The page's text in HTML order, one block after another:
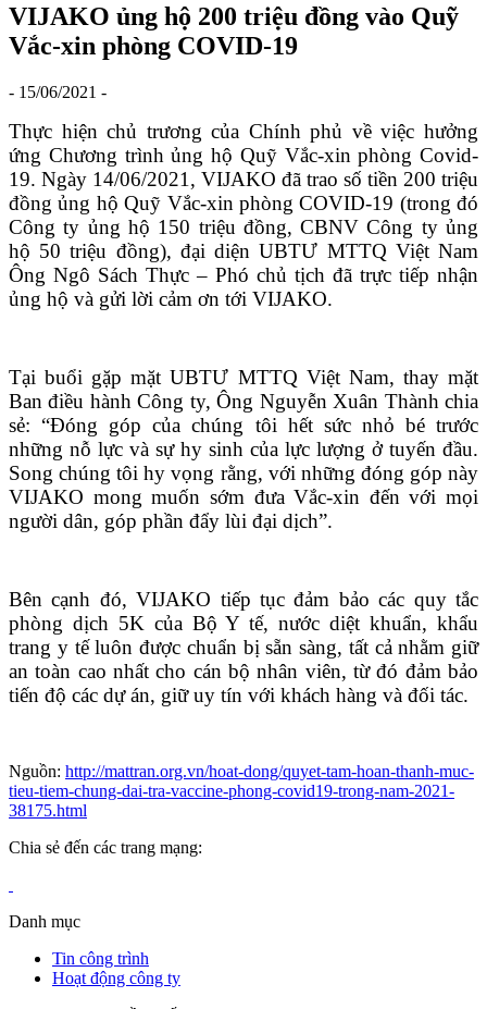
VIJAKO ủng hộ 200 triệu đồng vào Quỹ
Vắc-xin phòng COVID-19
- 15/06/2021 -
Thực hiện chủ trương của Chính phủ về việc hưởng
ứng Chương trình ủng hộ Quỹ Vắc-xin phòng Covid-
19. Ngày 14/06/2021, VIJAKO đã trao số tiền 200 triệu
đồng ủng hộ Quỹ Vắc-xin phòng COVID-19 (trong đó
Công ty ủng hộ 150 triệu đồng, CBNV Công ty ủng
hộ 50 triệu đồng), đại diện UBTƯ MTTQ Việt Nam
Ông Ngô Sách Thực – Phó chủ tịch đã trực tiếp nhận
ủng hộ và gửi lời cảm ơn tới VIJAKO.
Tại buổi gặp mặt UBTƯ MTTQ Việt Nam, thay mặt
Ban điều hành Công ty, Ông Nguyễn Xuân Thành chia
sẻ: “Đóng góp của chúng tôi hết sức nhỏ bé trước
những nỗ lực và sự hy sinh của lực lượng ở tuyến đầu.
Song chúng tôi hy vọng rằng, với những đóng góp này
VIJAKO mong muốn sớm đưa Vắc-xin đến với mọi
người dân, góp phần đẩy lùi đại dịch”.
Bên cạnh đó, VIJAKO tiếp tục đảm bảo các quy tắc
phòng dịch 5K của Bộ Y tế, nước diệt khuẩn, khẩu
trang y tế luôn được chuẩn bị sẵn sàng, tất cả nhằm giữ
an toàn cao nhất cho cán bộ nhân viên, từ đó đảm bảo
tiến độ các dự án, giữ uy tín với khách hàng và đối tác.
Nguồn: http://mattran.org.vn/hoat-dong/quyet-tam-hoan-thanh-muc-
tieu-tiem-chung-dai-tra-vaccine-phong-covid19-trong-nam-2021-
38175.html
Chia sẻ đến các trang mạng:
Danh mục
Tin công trình
Hoạt động công ty